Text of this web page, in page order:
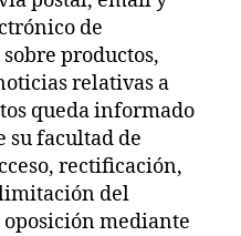
de
productos,
relativas a
queda informado
su facultad de
rectificación,
del
mediante